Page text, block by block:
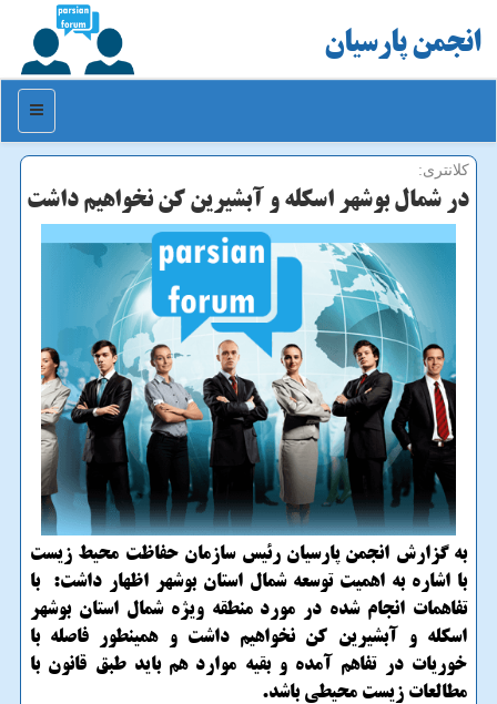
انجمن پارسیان
منو
كلانتری:
در شمال بوشهر اسكله و آبشیرین كن نخواهیم داشت
به گزارش انجمن پارسیان رئیس سازمان حفاظت محیط زیست
با اشاره به اهمیت توسعه شمال استان بوشهر اظهار داشت: با
تفاهمات انجام شده در مورد منطقه ویژه شمال استان بوشهر
اسكله و آبشیرین كن نخواهیم داشت و همینطور فاصله با
خوریات در تفاهم آمده و بقیه موارد هم باید طبق قانون با
مطالعات زیست محیطی باشد.